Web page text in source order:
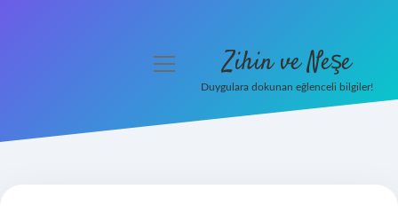
menüyü
Zihin ve Neşe
Duygulara dokunan eğlenceli bilgiler!